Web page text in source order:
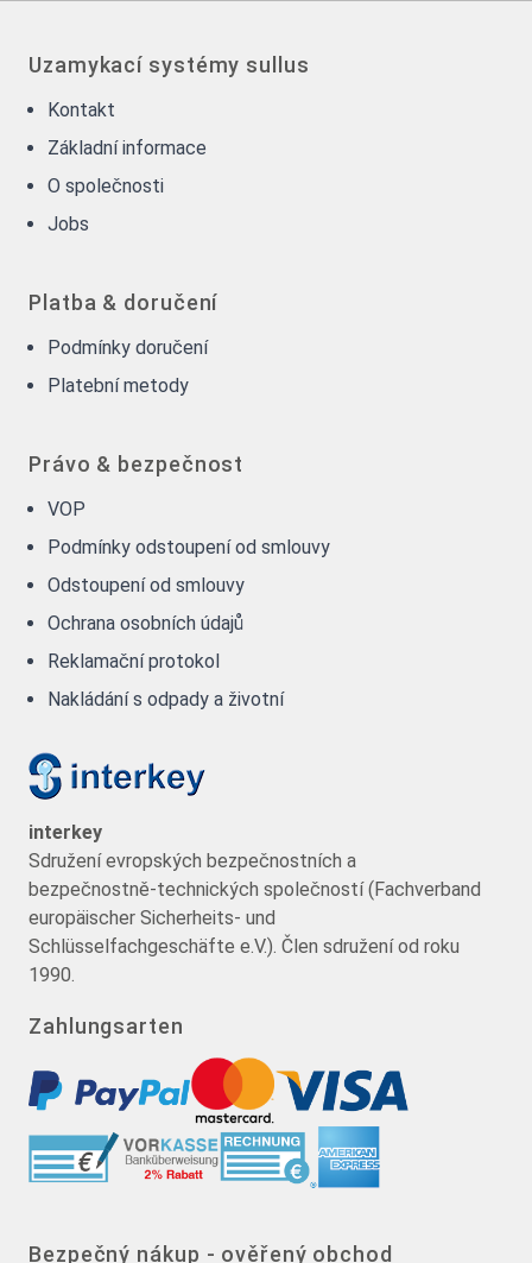
Uzamykací systémy sullus
Kontakt
Základní informace
O společnosti
Jobs
Platba & doručení
Podmínky doručení
Platební metody
Právo & bezpečnost
VOP
Podmínky odstoupení od smlouvy
Odstoupení od smlouvy
Ochrana osobních údajů
Reklamační protokol
Nakládání s odpady a životní
interkey
Sdružení evropských bezpečnostních a
bezpečnostně-technických společností (Fachverband
europäischer Sicherheits- und
Schlüsselfachgeschäfte e.V.). Člen sdružení od roku
1990.
Zahlungsarten
Bezpečný nákup - ověřený obchod